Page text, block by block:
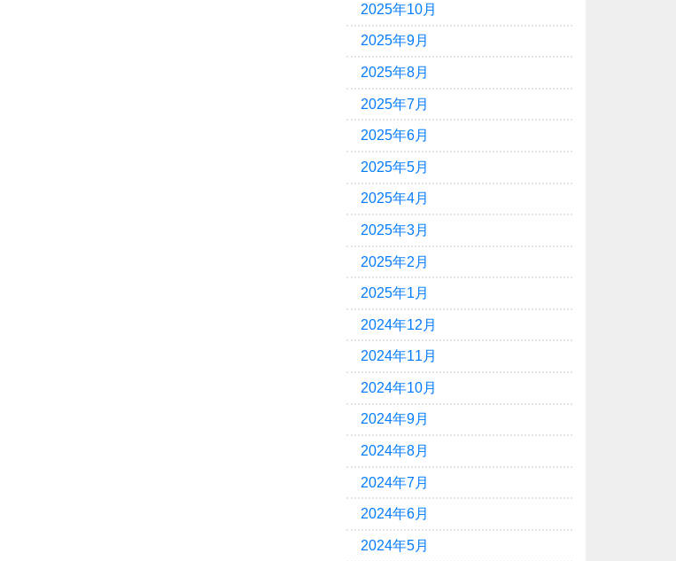
2025年10月
2025年9月
2025年8月
2025年7月
2025年6月
2025年5月
2025年4月
2025年3月
2025年2月
2025年1月
2024年12月
2024年11月
2024年10月
2024年9月
2024年8月
2024年7月
2024年6月
2024年5月